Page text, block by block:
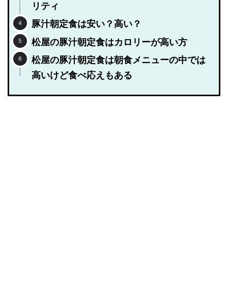
リティ
豚汁朝定食は安い？高い？
松屋の豚汁朝定食はカロリーが高い方
松屋の豚汁朝定食は朝食メニューの中では
高いけど食べ応えもある